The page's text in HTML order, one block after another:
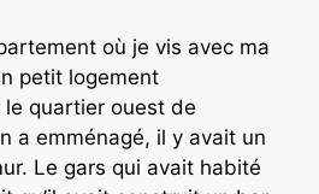
où je vis avec ma
petit logement
quartier ouest de
a emménagé, il y avait un
Le gars qui avait habité